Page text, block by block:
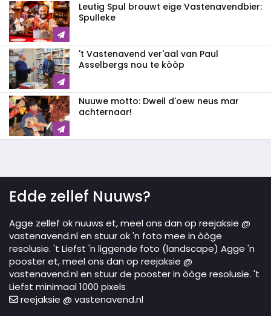
Leutig Spul brouwt eige Vastenavendbier:
Spulleke
't Vastenavend ver'aal van Paul
Asselbergs nou te kòòp
Nuuwe motto: Dweil d'oew neus mar
achternaar!
Edde zellef Nuuws?
Agge zellef ok nuuws et, meel ons dan op reejaksie @
vastenavend.nl en stuur ok 'n foto mee in òòge
resolusie. 't Liefst 'n liggende foto (landscape) Agge 'n
pooster et, meel ons dan op reejaksie @
vastenavend.nl en stuur de pooster in òòge resolusie. 't
Liefst minimaal 1000 pixels
reejaksie @ vastenavend.nl